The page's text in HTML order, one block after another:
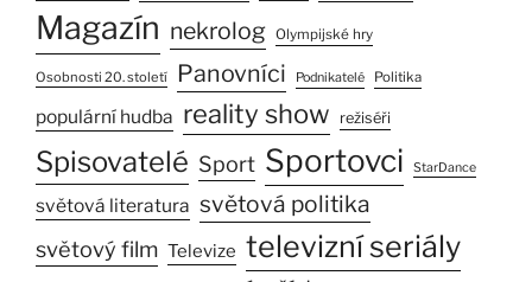
Magazín nekrolog Olympijské hry
Osobnosti 20. století Panovníci Podnikatelé Politika
populární hudba reality show režiséři
Spisovatelé Sport Sportovci StarDance
světová literatura světová politika
světový film Televize televizní seriály